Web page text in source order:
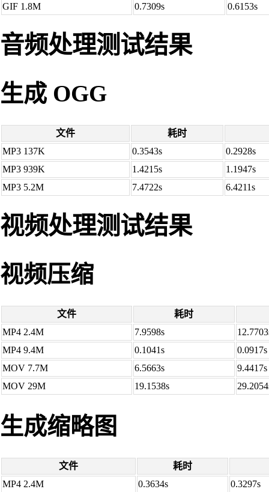
GIF 1.8M
0.7309s 0.6153s
音频处理测试结果
生成 OGG
文件
耗时
MP3 137K
0.3543s
0.2928s
MP3 939K
1.4215s
1.1947s
MP3 5.2M
7.4722s 6.4211s
视频处理测试结果
视频压缩
文件
耗时
MP4 2.4M
7.9598s
MP4 9.4M
0.1041s
0.0917s
MOV 7.7M
6.5663s
9.4417s
MOV 29M
19.1538s
生成缩略图
文件
耗时
MP4 2.4M
0.3634s 0.3297s